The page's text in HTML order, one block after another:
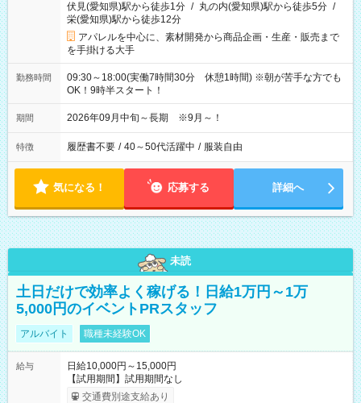
伏見(愛知県)駅から徒歩1分 / 丸の内(愛知県)駅から徒歩5分 /
栄(愛知県)駅から徒歩12分
アパレルを中心に、素材開発から商品企画・生産・販売まで
を手掛ける大手
勤務時間
09:30～18:00(実働7時間30分 休憩1時間) ※朝が苦手な方でも
OK！9時半スタート！
期間 2026年09月中旬～長期 ※9月～！
特徴 履歴書不要 / 40～50代活躍中 / 服装自由
気になる！ 応募する 詳細へ
未読
土日だけで効率よく稼げる！日給1万円～1万
5,000円のイベントPRスタッフ
アルバイト 職種未経験OK
給与
日給10,000円～15,000円
【試用期間】試用期間なし
交通費別途支給あり